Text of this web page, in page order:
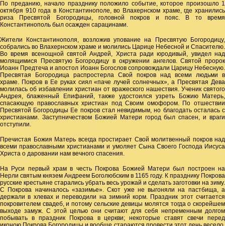
По преданию, начало празднику положило событие, которое произошло 1
октября 910 года в Константинополе, во Влахернском храме, где хранились
риза Пресвятой Богородицы, головной покров и пояс. В то время
Константинополь был осажден сарацинами.
Жители Константинополя, возложив упование на Пресвятую Богородицу,
собрались во Влахернском храме и молились Царице Небесной и Спасителю.
Во время всенощной святой Андрей, Христа ради юродивый, увидел над
молящимися Пресвятую Богородицу в окружении ангелов. Святой пророк
Иоанн Предтеча и апостол Иоанн Богослов сопровождали Царицу Небесную.
Пресвятая Богородица распростерла Свой покров над всеми людьми в
храме. Покров в Ее руках сиял «паче лучей солнечных», а Пресвятая Дева
молилась об избавлении христиан от вражеского нашествия. Ученик святого
Андрея, блаженный Епифаний, также удостоился узреть Божию Матерь,
спасающую православных христиан под Своим омофором. По отшествии
Пресвятой Богородицы Ее покров стал невидимым, но благодать осталась с
христианами. Заступничеством Божией Матери город был спасен, и враги
отступили.
Пречистая Божия Матерь всегда простирает Свой молитвенный покров над
всеми православными христианами и умоляет Сына Своего Господа Иисуса
Христа о даровании нам вечного спасения.
На Руси первый храм в честь Покрова Божией Матери был построен на
Нерли святым князем Андреем Боголюбским в 1165 году. К празднику Покрова
русские крестьяне старались убрать весь урожай и сделать заготовки на зиму.
С Покрова начиналось «зазимье». Скот уже не выгоняли на пастбища, а
держали в хлевах и переводили на зимний корм. Праздник этот считается
покровителем свадеб, и потому сельские девицы молятся тогда о скорейшем
выходе замуж. С этой целью они считают для себя непременным долгом
побывать в праздник Покрова в церкви; некоторые ставят свечи перед